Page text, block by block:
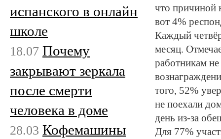
что причиной
вот 4%
Каждый
месяц.
работникам
того, 52%
не поехали
день из-за
Для 77%
испанского в онлайн
школе
18.07 Почему
закрывают зеркала
после смерти
человека в доме
28.03 Кофемашины